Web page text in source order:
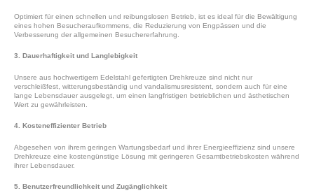
Optimiert für einen schnellen und reibungslosen Betrieb, ist es ideal für die Bewältigung
eines hohen Besucheraufkommens, die Reduzierung von Engpässen und die
Verbesserung der allgemeinen Besuchererfahrung.
3. Dauerhaftigkeit und Langlebigkeit
Unsere aus hochwertigem Edelstahl gefertigten Drehkreuze sind nicht nur
verschleißfest, witterungsbeständig und vandalismusresistent, sondern auch für eine
lange Lebensdauer ausgelegt, um einen langfristigen betrieblichen und ästhetischen
Wert zu gewährleisten.
4. Kosteneffizienter Betrieb
Abgesehen von ihrem geringen Wartungsbedarf und ihrer Energieeffizienz sind unsere
Drehkreuze eine kostengünstige Lösung mit geringeren Gesamtbetriebskosten während
ihrer Lebensdauer.
5. Benutzerfreundlichkeit und Zugänglichkeit